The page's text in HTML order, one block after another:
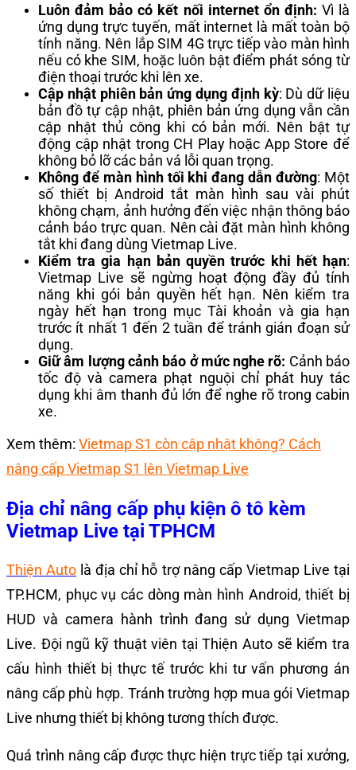
Luôn đảm bảo có kết nối internet ổn định: Vì là
ứng dụng trực tuyến, mất internet là mất toàn bộ
tính năng. Nên lắp SIM 4G trực tiếp vào màn hình
nếu có khe SIM, hoặc luôn bật điểm phát sóng từ
điện thoại trước khi lên xe.
Cập nhật phiên bản ứng dụng định kỳ: Dù dữ liệu
bản đồ tự cập nhật, phiên bản ứng dụng vẫn cần
cập nhật thủ công khi có bản mới. Nên bật tự
động cập nhật trong CH Play hoặc App Store để
không bỏ lỡ các bản vá lỗi quan trọng.
Không để màn hình tối khi đang dẫn đường: Một
số thiết bị Android tắt màn hình sau vài phút
không chạm, ảnh hưởng đến việc nhận thông báo
cảnh báo trực quan. Nên cài đặt màn hình không
tắt khi đang dùng Vietmap Live.
Kiểm tra gia hạn bản quyền trước khi hết hạn:
Vietmap Live sẽ ngừng hoạt động đầy đủ tính
năng khi gói bản quyền hết hạn. Nên kiểm tra
ngày hết hạn trong mục Tài khoản và gia hạn
trước ít nhất 1 đến 2 tuần để tránh gián đoạn sử
dụng.
Giữ âm lượng cảnh báo ở mức nghe rõ: Cảnh báo
tốc độ và camera phạt nguội chỉ phát huy tác
dụng khi âm thanh đủ lớn để nghe rõ trong cabin
xe.
Xem thêm: Vietmap S1 còn cập nhật không? Cách
nâng cấp Vietmap S1 lên Vietmap Live
Địa chỉ nâng cấp phụ kiện ô tô kèm
Vietmap Live tại TPHCM
Thiện Auto là địa chỉ hỗ trợ nâng cấp Vietmap Live tại
TP.HCM, phục vụ các dòng màn hình Android, thiết bị
HUD và camera hành trình đang sử dụng Vietmap
Live. Đội ngũ kỹ thuật viên tại Thiện Auto sẽ kiểm tra
cấu hình thiết bị thực tế trước khi tư vấn phương án
nâng cấp phù hợp. Tránh trường hợp mua gói Vietmap
Live nhưng thiết bị không tương thích được.
Quá trình nâng cấp được thực hiện trực tiếp tại xưởng,